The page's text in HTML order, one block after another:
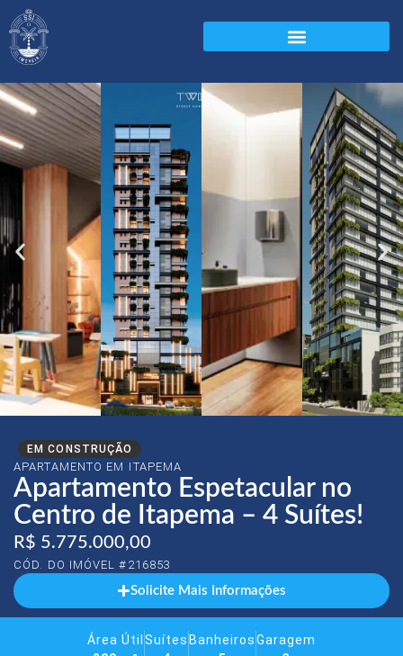
EM CONSTRUÇÃO
APARTAMENTO EM ITAPEMA
Apartamento Espetacular no
Centro de Itapema – 4 Suítes!
R$ 5.775.000,00
CÓD. DO IMÓVEL #216853
Solicite Mais Informações
Área Útil Suítes BanheirosGaragem